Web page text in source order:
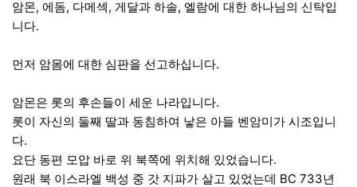
암몬, 에돔, 다메섹, 게달과 하솔, 엘람에 대한 하나님의 신탁입
니다.
먼저 암몸에 대한 심판을 선고하십니다.
암몬은 롯의 후손들이 세운 나라입니다.
롯이 자신의 둘째 딸과 동침하여 낳은 아들 벤암미가 시조입니
다.
요단 동편 모압 바로 위 북쪽에 위치해 있었습니다.
원래 북 이스라엘 백성 중 갓 지파가 살고 있었는데 BC 733년